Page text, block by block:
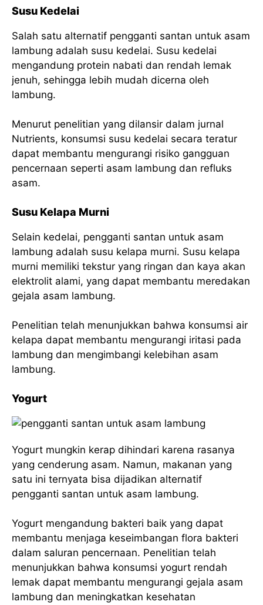
Susu Kedelai
Salah satu alternatif pengganti santan untuk asam
lambung adalah susu kedelai. Susu kedelai
mengandung protein nabati dan rendah lemak
jenuh, sehingga lebih mudah dicerna oleh
lambung.
Menurut penelitian yang dilansir dalam jurnal
Nutrients, konsumsi susu kedelai secara teratur
dapat membantu mengurangi risiko gangguan
pencernaan seperti asam lambung dan refluks
asam.
Susu Kelapa Murni
Selain kedelai, pengganti santan untuk asam
lambung adalah susu kelapa murni. Susu kelapa
murni memiliki tekstur yang ringan dan kaya akan
elektrolit alami, yang dapat membantu meredakan
gejala asam lambung.
Penelitian telah menunjukkan bahwa konsumsi air
kelapa dapat membantu mengurangi iritasi pada
lambung dan mengimbangi kelebihan asam
lambung.
Yogurt
Yogurt mungkin kerap dihindari karena rasanya
yang cenderung asam. Namun, makanan yang
satu ini ternyata bisa dijadikan alternatif
pengganti santan untuk asam lambung.
Yogurt mengandung bakteri baik yang dapat
membantu menjaga keseimbangan flora bakteri
dalam saluran pencernaan. Penelitian telah
menunjukkan bahwa konsumsi yogurt rendah
lemak dapat membantu mengurangi gejala asam
lambung dan meningkatkan kesehatan